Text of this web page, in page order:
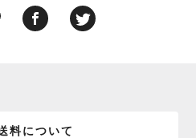
料について